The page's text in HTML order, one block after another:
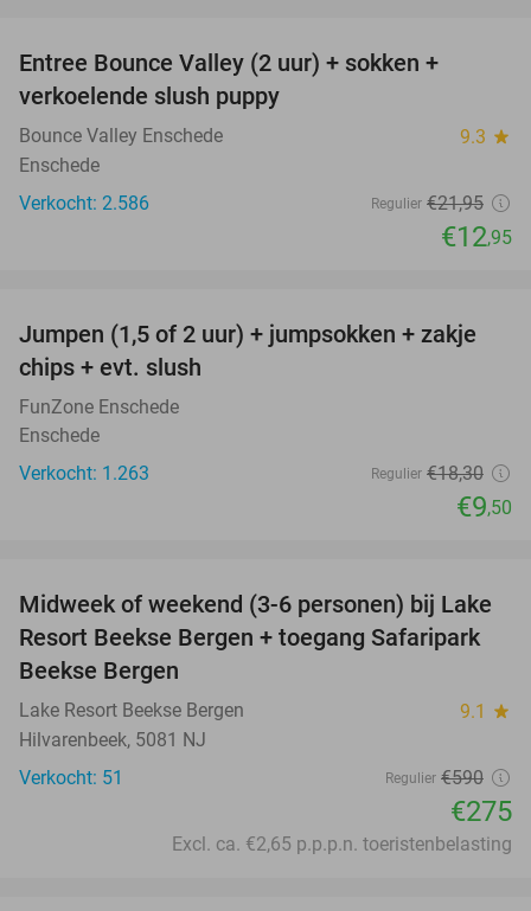
Entree Bounce Valley (2 uur) + sokken +
verkoelende slush puppy
Bounce Valley Enschede 9.3 star
Enschede
Verkocht: 2.586
Regulier €21,95
€12,95
48%
Jumpen (1,5 of 2 uur) + jumpsokken + zakje
chips + evt. slush
FunZone Enschede
Enschede
Verkocht: 1.263
Regulier €18,30
€9,50
53%
Midweek of weekend (3-6 personen) bij Lake
Resort Beekse Bergen + toegang Safaripark
Beekse Bergen
Lake Resort Beekse Bergen 9.1 star
Hilvarenbeek, 5081 NJ
Verkocht: 51
Regulier €590
€275
Excl. ca. €2,65 p.p.p.n. toeristenbelasting